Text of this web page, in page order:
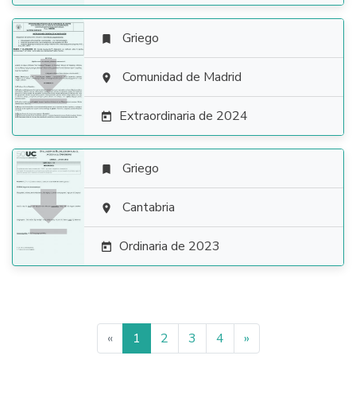

 Griego
 Comunidad de Madrid
 Extraordinaria de 2024

 Griego
 Cantabria
 Ordinaria de 2023
« 1 2 3 4 »